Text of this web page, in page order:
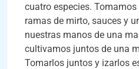
cuatro especies.
ramas de mirto, sauces y
nuestras manos de una
cultivamos juntos de una
Tomarlos juntos y izarlos